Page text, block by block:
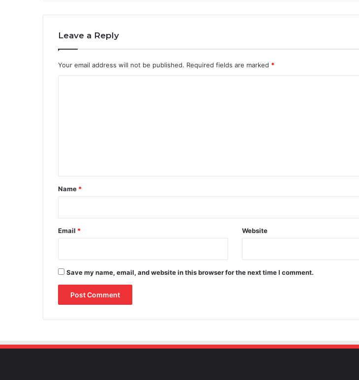
Leave a Reply
Your email address will not be published. Required fields are marked *
*
Name *
Email * Website
Save my name, email, and website in this browser for the next time I comment.